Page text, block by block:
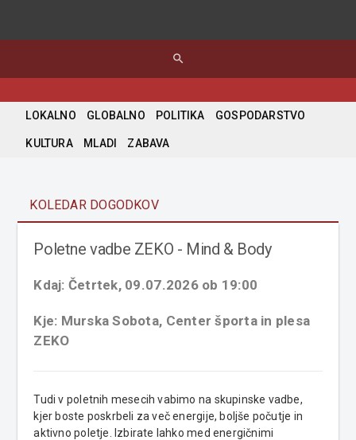
search
LOKALNO GLOBALNO POLITIKA GOSPODARSTVO
KULTURA MLADI ZABAVA
KOLEDAR DOGODKOV
Poletne vadbe ZEKO - Mind & Body
Kdaj: Četrtek, 09.07.2026 ob 19:00
Kje: Murska Sobota, Center športa in plesa
ZEKO
Tudi v poletnih mesecih vabimo na skupinske vadbe,
kjer boste poskrbeli za več energije, boljše počutje in
aktivno poletje. Izbirate lahko med energičnimi